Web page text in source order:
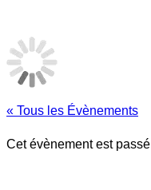
« Tous les Évènements
Cet évènement est